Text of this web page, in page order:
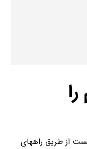
از طریق راههای